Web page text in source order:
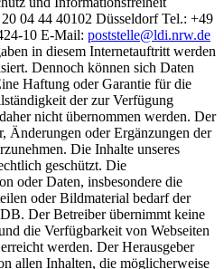
04 44 40102 Düsseldorf Tel.: +49
10 E-Mail: poststelle@ldi.nrw.de
in diesem Internetauftritt werden
Dennoch können sich Daten
Haftung oder Garantie für die
der zur Verfügung
nicht übernommen werden. Der
Änderungen oder Ergänzungen der
Die Inhalte unseres
geschützt. Die
oder Daten, insbesondere die
oder Bildmaterial bedarf der
Der Betreiber übernimmt keine
die Verfügbarkeit von Webseiten
werden. Der Herausgeber
allen Inhalten, die möglicherweise